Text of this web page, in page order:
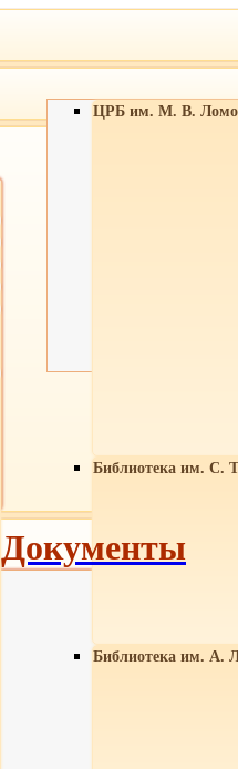
ЦРБ им. М. В.
Библиотека им. С.
Библиотека им. А.
Документы